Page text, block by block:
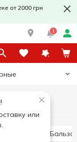
от 2000 грн
1
или